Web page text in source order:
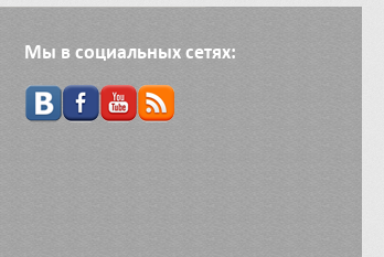
Мы в социальных сетях: